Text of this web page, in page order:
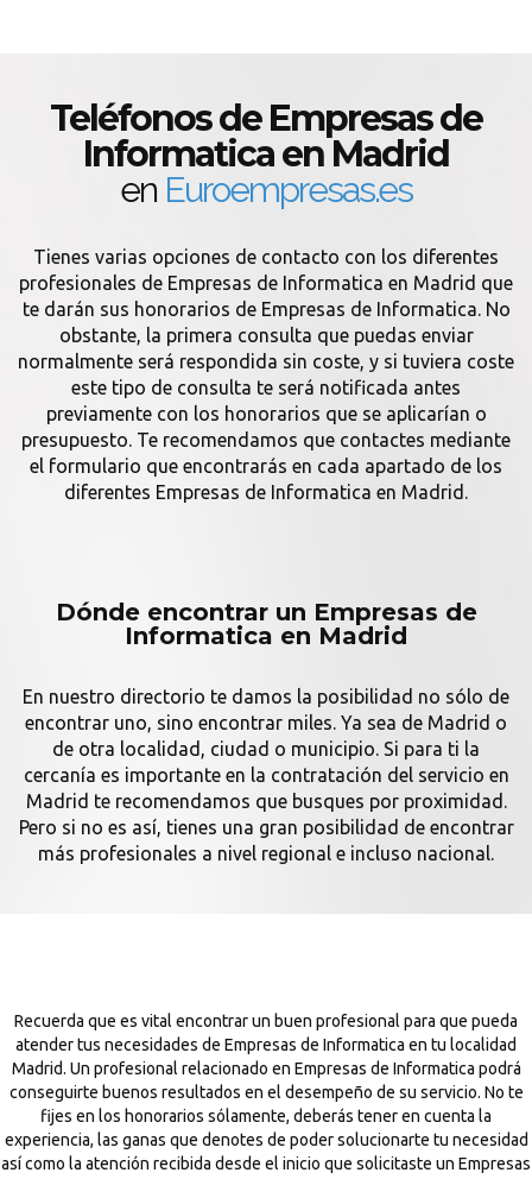
Teléfonos de Empresas de
Informatica en Madrid
en Euroempresas.es
Tienes varias opciones de contacto con los diferentes
profesionales de Empresas de Informatica en Madrid que
te darán sus honorarios de Empresas de Informatica. No
obstante, la primera consulta que puedas enviar
normalmente será respondida sin coste, y si tuviera coste
este tipo de consulta te será notificada antes
previamente con los honorarios que se aplicarían o
presupuesto. Te recomendamos que contactes mediante
el formulario que encontrarás en cada apartado de los
diferentes Empresas de Informatica en Madrid.
Dónde encontrar un Empresas de
Informatica en Madrid
En nuestro directorio te damos la posibilidad no sólo de
encontrar uno, sino encontrar miles. Ya sea de Madrid o
de otra localidad, ciudad o municipio. Si para ti la
cercanía es importante en la contratación del servicio en
Madrid te recomendamos que busques por proximidad.
Pero si no es así, tienes una gran posibilidad de encontrar
más profesionales a nivel regional e incluso nacional.
Recuerda que es vital encontrar un buen profesional para que pueda
atender tus necesidades de Empresas de Informatica en tu localidad
Madrid. Un profesional relacionado en Empresas de Informatica podrá
conseguirte buenos resultados en el desempeño de su servicio. No te
fijes en los honorarios sólamente, deberás tener en cuenta la
experiencia, las ganas que denotes de poder solucionarte tu necesidad
así como la atención recibida desde el inicio que solicitaste un Empresas